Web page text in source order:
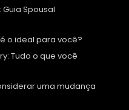
Spousal
o ideal para você?
Tudo o que você
uma mudança